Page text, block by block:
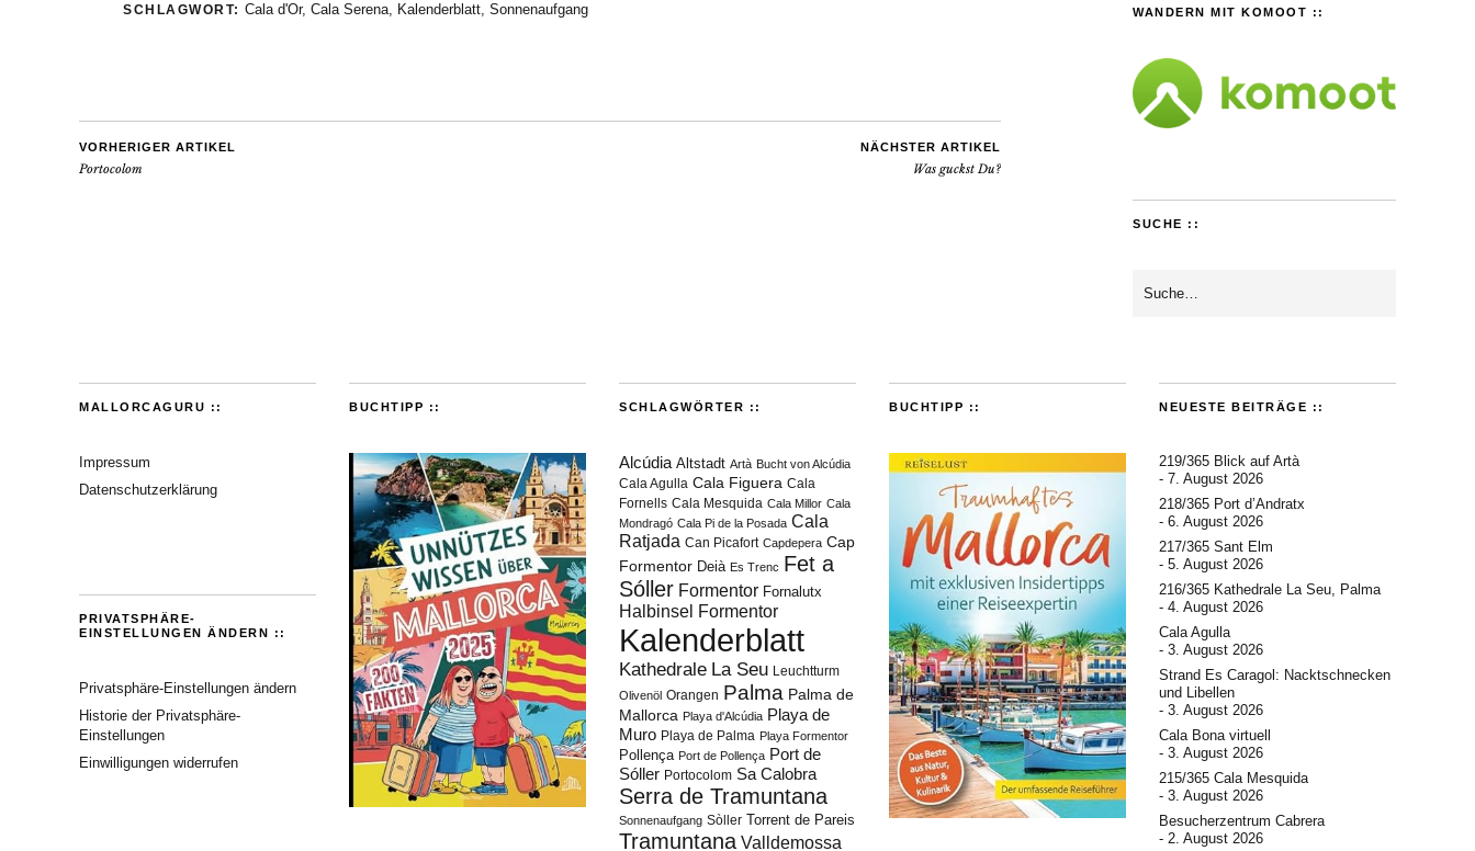
SCHLAGWORT: Cala d'Or, Cala Serena, Kalenderblatt, Sonnenaufgang
VORHERIGER ARTIKEL
Portocolom
NÄCHSTER ARTIKEL
Was guckst Du?
WANDERN MIT KOMOOT ::
SUCHE ::
MALLORCAGURU ::
Impressum
Datenschutzerklärung
PRIVATSPHÄRE-
EINSTELLUNGEN ÄNDERN ::
Privatsphäre-Einstellungen ändern
Historie der Privatsphäre-
Einstellungen
Einwilligungen widerrufen
BUCHTIPP :: SCHLAGWÖRTER ::
Alcúdia Altstadt Artà Bucht von Alcúdia
Cala Agulla Cala Figuera Cala
Fornells Cala Mesquida Cala Millor Cala
Mondragó Cala Pi de la Posada Cala
Ratjada Can Picafort Capdepera Cap
Formentor Deià Es Trenc Fet a
Sóller Formentor Fornalutx
Halbinsel Formentor
Kalenderblatt
Kathedrale La Seu Leuchtturm
Olivenöl Orangen Palma Palma de
Mallorca Playa d'Alcúdia Playa de
Muro Playa de Palma Playa Formentor
Pollença Port de Pollença Port de
Sóller Portocolom Sa Calobra
Serra de Tramuntana
Sonnenaufgang Sòller Torrent de Pareis
Tramuntana Valldemossa
BUCHTIPP :: NEUESTE BEITRÄGE ::
219/365 Blick auf Artà
7. August 2026
218/365 Port d’Andratx
6. August 2026
217/365 Sant Elm
5. August 2026
216/365 Kathedrale La Seu, Palma
4. August 2026
Cala Agulla
3. August 2026
Strand Es Caragol: Nacktschnecken
und Libellen
3. August 2026
Cala Bona virtuell
3. August 2026
215/365 Cala Mesquida
3. August 2026
Besucherzentrum Cabrera
2. August 2026